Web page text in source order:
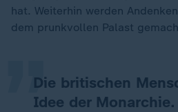
hat. Weiterhin werden
dem prunkvollen Palast
Die britischen
Idee der Monarchie.
„